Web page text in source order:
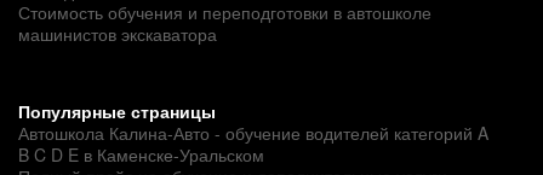
Стоимость обучения и переподготовки в автошколе
машинистов экскаватора
Популярные страницы
Автошкола Калина-Авто - обучение водителей категорий A
B C D E в Каменске-Уральском